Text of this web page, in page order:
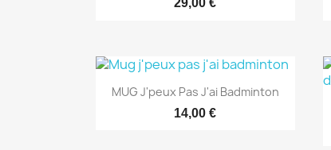
29,00 €
Aperçu rapide
MUG J'peux Pas J'ai Badminton
14,00 €